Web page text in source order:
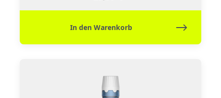
In den Warenkorb